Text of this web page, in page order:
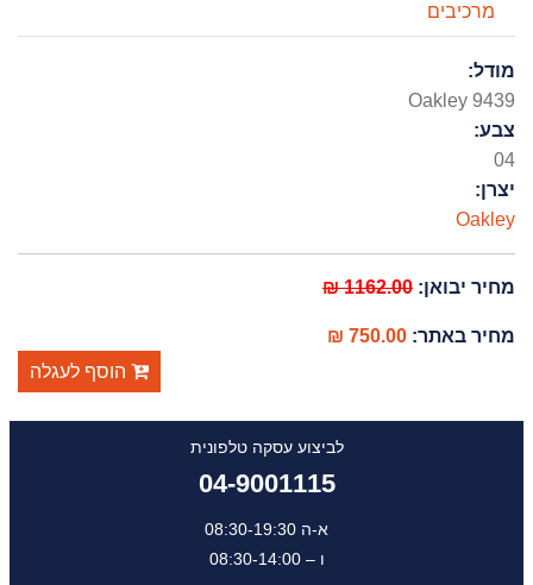
מרכיבים
מודל:
Oakley 9439
צבע:
04
יצרן:
Oakley
מחיר יבואן:1162.00 ₪
מחיר באתר:750.00 ₪
הוסף לעגלה
לביצוע עסקה טלפונית
04-9001115
א-ה 08:30-19:30
ו – 08:30-14:00